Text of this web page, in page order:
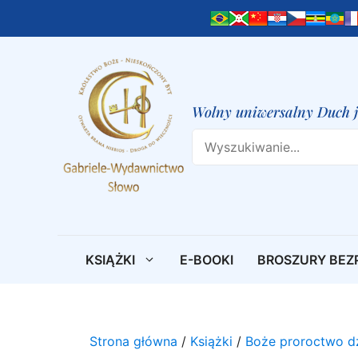
Wolny uniwersalny Duch
KSIĄŻKI E-BOOKI BROSZURY
Strona główna / Książki / Boże proroctwo